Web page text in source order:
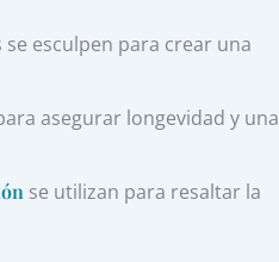
esculpen para crear una
asegurar longevidad y una
se utilizan para resaltar la